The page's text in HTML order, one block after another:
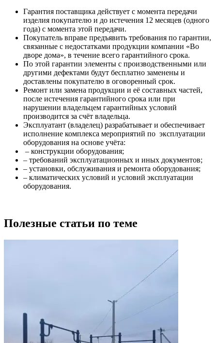
Гарантия поставщика действует с момента передачи
изделия покупателю и до истечения 12 месяцев (одного
года) с момента этой передачи.
Покупатель вправе предъявить требования по гарантии,
связанные с недостатками продукции компании «Во
дворе дома», в течение всего гарантийного срока.
По этой гарантии элементы с производственными или
другими дефектами будут бесплатно заменены и
доставлены покупателю в оговоренный срок.
Ремонт или замена продукции и её составных частей,
после истечения гарантийного срока или при
нарушении владельцем гарантийных условий
производится за счёт владельца.
Эксплуатант (владелец) разрабатывает и обеспечивает
исполнение комплекса мероприятий по эксплуатации
оборудования на основе учёта:
– конструкции оборудования;
– требований эксплуатационных и иных документов;
– установки, обслуживания и ремонта оборудования;
– климатических условий и условий эксплуатации
оборудования.
Полезные статьи по теме